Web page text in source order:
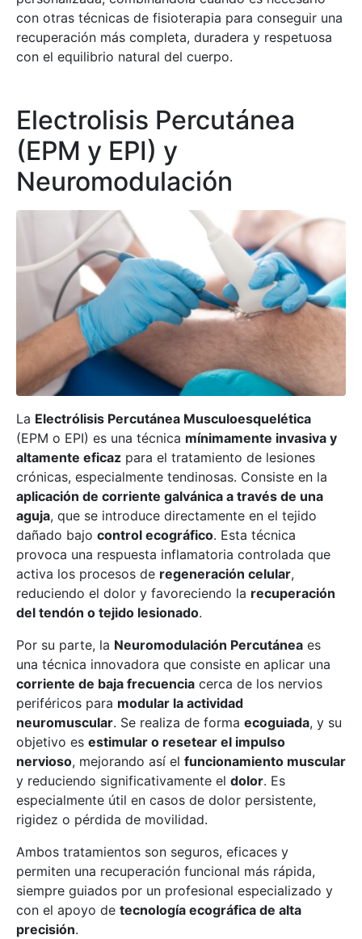
con otras técnicas de fisioterapia para conseguir una
recuperación más completa, duradera y respetuosa
con el equilibrio natural del cuerpo.
Electrolisis Percutánea
(EPM y EPI) y
Neuromodulación
La Electrólisis Percutánea Musculoesquelética
(EPM o EPI) es una técnica mínimamente invasiva y
altamente eficaz para el tratamiento de lesiones
crónicas, especialmente tendinosas. Consiste en la
aplicación de corriente galvánica a través de una
aguja, que se introduce directamente en el tejido
dañado bajo control ecográfico. Esta técnica
provoca una respuesta inflamatoria controlada que
activa los procesos de regeneración celular,
reduciendo el dolor y favoreciendo la recuperación
del tendón o tejido lesionado.
Por su parte, la Neuromodulación Percutánea es
una técnica innovadora que consiste en aplicar una
corriente de baja frecuencia cerca de los nervios
periféricos para modular la actividad
neuromuscular. Se realiza de forma ecoguiada, y su
objetivo es estimular o resetear el impulso
nervioso, mejorando así el funcionamiento muscular
y reduciendo significativamente el dolor. Es
especialmente útil en casos de dolor persistente,
rigidez o pérdida de movilidad.
Ambos tratamientos son seguros, eficaces y
permiten una recuperación funcional más rápida,
siempre guiados por un profesional especializado y
con el apoyo de tecnología ecográfica de alta
precisión.